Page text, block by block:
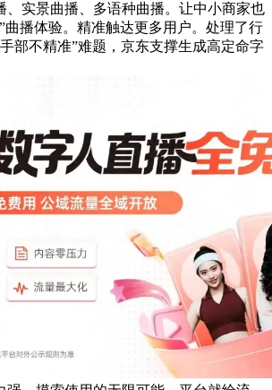
、实景曲播、多语种曲播。让中小商家也
曲播体验。精准触达更多用户。处理了行
部不精准”难题，京东支撑生成高定命字